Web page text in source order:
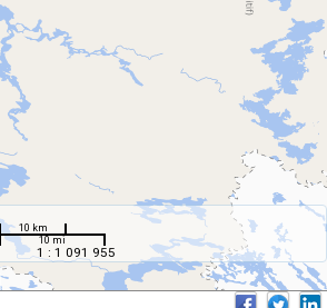
10 km
10 mi
1 : 1 091 955